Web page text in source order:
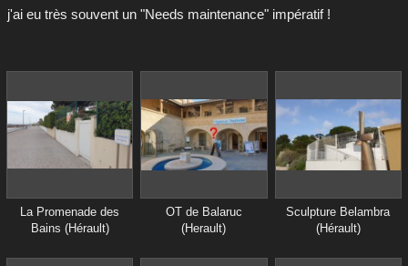
j'ai eu très souvent un "Needs maintenance" impératif !
La Promenade des
Bains (Hérault)
OT de Balaruc
(Herault)
Sculpture Belambra
(Hérault)